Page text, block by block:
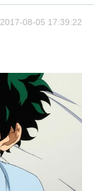
2017-08-05 17:39:22